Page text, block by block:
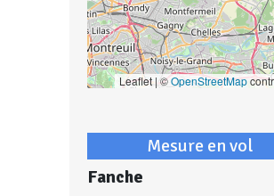
Leaflet | ©OpenStreetMap
Mesure en vol
Fanche